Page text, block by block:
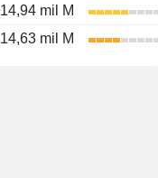
14,94 mil M
14,63 mil M